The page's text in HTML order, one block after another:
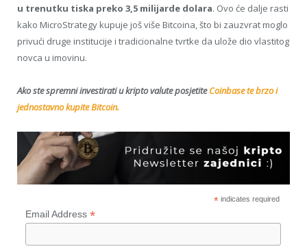
u trenutku tiska preko 3,5 milijarde dolara. Ovo će dalje rasti
kako MicroStrategy kupuje još više Bitcoina, što bi zauzvrat moglo
privući druge institucije i tradicionalne tvrtke da ulože dio vlastitog
novca u imovinu.
Ako ste spremni investirati u kripto valute posjetiteCoinbase te brzo i
jednostavno kupite Bitcoin.
*indicates required
Email Address *